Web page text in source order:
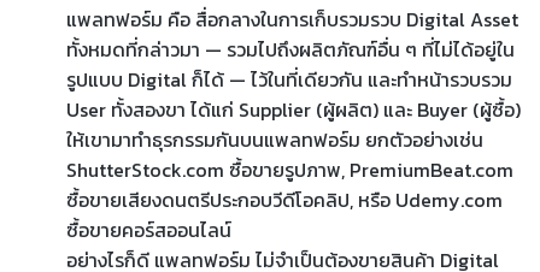
แพลทฟอร์ม คือ สื่อกลางในการเก็บรวมรวบ Digital Asset
ทั้งหมดที่กล่าวมา — รวมไปถึงผลิตภัณฑ์อื่น ๆ ที่ไม่ได้อยู่ใน
รูปแบบ Digital ก็ได้ — ไว้ในที่เดียวกัน และทำหน้ารวบรวม
User ทั้งสองขา ได้แก่ Supplier (ผู้ผลิต) และ Buyer (ผู้ซื้อ)
ให้เขามาทำธุรกรรมกันบนแพลทฟอร์ม ยกตัวอย่างเช่น
ShutterStock.com ซื้อขายรูปภาพ, PremiumBeat.com
ซื้อขายเสียงดนตรีประกอบวีดีโอคลิป, หรือ Udemy.com
ซื้อขายคอร์สออนไลน์
อย่างไรก็ดี แพลทฟอร์ม ไม่จำเป็นต้องขายสินค้า Digital